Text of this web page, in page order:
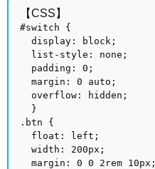
【CSS】
#switch {
display: block;
list-style: none;
padding: 0;
margin: 0 auto;
overflow: hidden;
}
.btn {
float: left;
width: 200px;
margin: 0 0 2rem 10px;